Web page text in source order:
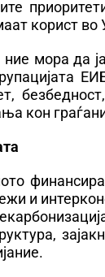
корист
ние мора да
кон
и